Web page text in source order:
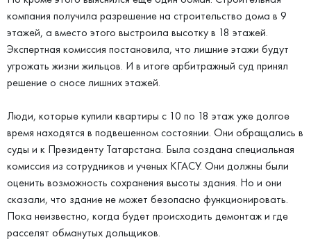
компания получила разрешение на строительство дома в 9
этажей, а вместо этого выстроила высотку в 18 этажей.
Экспертная комиссия постановила, что лишние этажи будут
угрожать жизни жильцов. И в итоге арбитражный суд принял
решение о сносе лишних этажей.
Люди, которые купили квартиры с 10 по 18 этаж уже долгое
время находятся в подвешенном состоянии. Они обращались в
суды и к Президенту Татарстана. Была создана специальная
комиссия из сотрудников и ученых КГАСУ. Они должны были
оценить возможность сохранения высоты здания. Но и они
сказали, что здание не может безопасно функционировать.
Пока неизвестно, когда будет происходить демонтаж и где
расселят обманутых дольщиков.